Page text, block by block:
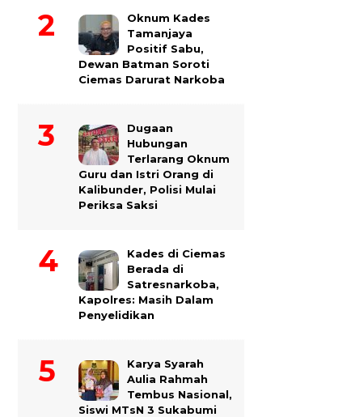
Oknum Kades
Tamanjaya
Positif Sabu,
Dewan Batman Soroti
Ciemas Darurat Narkoba
Dugaan
Hubungan
Terlarang Oknum
Guru dan Istri Orang di
Kalibunder, Polisi Mulai
Periksa Saksi
Kades di Ciemas
Berada di
Satresnarkoba,
Kapolres: Masih Dalam
Penyelidikan
Karya Syarah
Aulia Rahmah
Tembus Nasional,
Siswi MTsN 3 Sukabumi